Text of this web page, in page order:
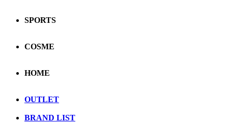
SPORTS
COSME
HOME
OUTLET
BRAND LIST